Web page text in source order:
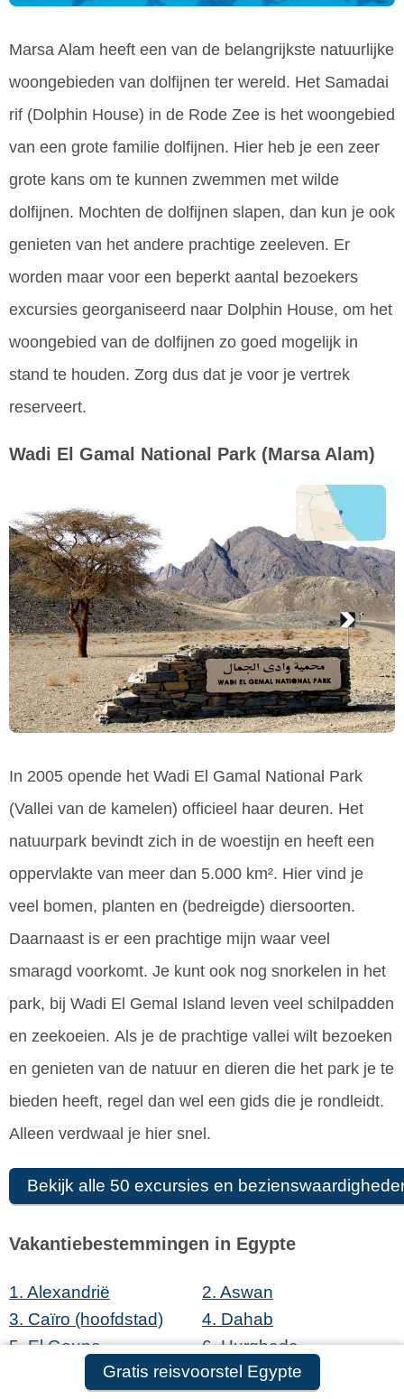
Gratis reisvoorstel Egypte
Marsa Alam heeft een van de belangrijkste natuurlijke
woongebieden van dolfijnen ter wereld. Het Samadai
rif (Dolphin House) in de Rode Zee is het woongebied
van een grote familie dolfijnen. Hier heb je een zeer
grote kans om te kunnen zwemmen met wilde
dolfijnen. Mochten de dolfijnen slapen, dan kun je ook
genieten van het andere prachtige zeeleven. Er
worden maar voor een beperkt aantal bezoekers
excursies georganiseerd naar Dolphin House, om het
woongebied van de dolfijnen zo goed mogelijk in
stand te houden. Zorg dus dat je voor je vertrek
reserveert.
Wadi El Gamal National Park (Marsa Alam)
In 2005 opende het Wadi El Gamal National Park
(Vallei van de kamelen) officieel haar deuren. Het
natuurpark bevindt zich in de woestijn en heeft een
oppervlakte van meer dan 5.000 km². Hier vind je
veel bomen, planten en (bedreigde) diersoorten.
Daarnaast is er een prachtige mijn waar veel
smaragd voorkomt. Je kunt ook nog snorkelen in het
park, bij Wadi El Gemal Island leven veel schilpadden
en zeekoeien. Als je de prachtige vallei wilt bezoeken
en genieten van de natuur en dieren die het park je te
bieden heeft, regel dan wel een gids die je rondleidt.
Alleen verdwaal je hier snel.
Bekijk alle 50 excursies en
Vakantiebestemmingen in Egypte
1. Alexandrië 2. Aswan
3. Caïro (hoofdstad) 4. Dahab
5.El Gouna 6.Hurghada
8.Makadi Bay